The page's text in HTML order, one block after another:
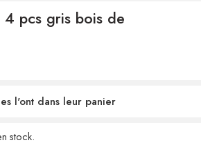
pcs gris bois de
l'ont dans leur panier
stock.